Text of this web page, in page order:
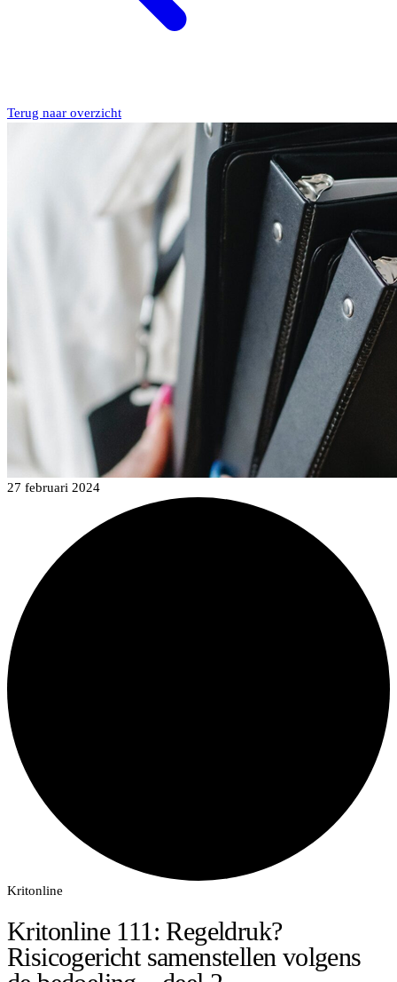
Terug naar overzicht
27 februari 2024
Kritonline
Kritonline 111: Regeldruk?
Risicogericht samenstellen volgens